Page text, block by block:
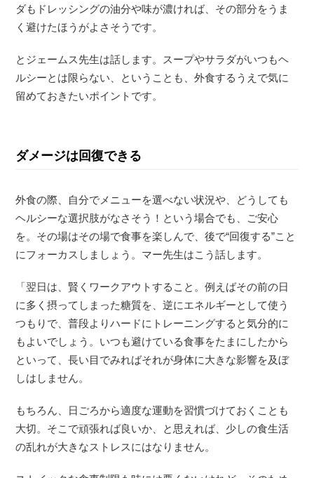
ダもドレッシングの油分や味が濃ければ、その部分をうま
く避けたほうがよさそうです。
とジェームス先生は話します。スープやサラダがいつもヘ
ルシーとは限らない、ということも、外食するうえで気に
留めておきたいポイントです。
ダメージは回復できる
外食の際、自分でメニューを選べない状況や、どうしても
ヘルシーな選択肢がなさそう！という場合でも、ご安心
を。その場はその場で食事を楽しんで、後で“回復する”こと
にフォーカスしましょう。マー先生はこう話します。
「翌日は、賢くワークアウトすること。例えばその前の日
に多く摂ってしまった糖質を、逆にエネルギーとして使う
つもりで、普段よりハードにトレーニングすると気分的に
もよいでしょう。いつも避けている食事をたまにしたから
といって、長い目でみればそれが身体に大きな影響を及ぼ
しはしません。
もちろん、日ごろから適度な運動を習慣づけておくことも
大切。そこで頑張れば良いか、と思えれば、少しの食生活
の乱れが大きなストレスにはなりません。